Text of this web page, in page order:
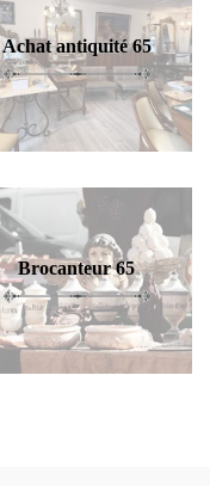
Achat antiquité 65
Brocanteur 65